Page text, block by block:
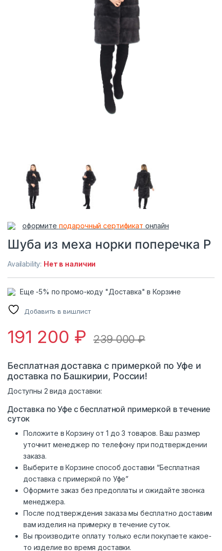
оформите подарочный сертификат онлайн
Шуба из меха норки поперечка Р
Availability: Нет в наличии
Еще -5% по промо-коду "Доставка" в Корзине
Добавить в вишлист
191 200 ₽ 239 000₽
Бесплатная доставка с примеркой по Уфе и
доставка по Башкирии, России!
Доступны 2 вида доставки:
Доставка по Уфе с бесплатной примеркой в течение
суток
Положите в Корзину от 1 до 3 товаров. Ваш размер
уточнит менеджер по телефону при подтверждении
заказа.
Выберите в Корзине способ доставки “Бесплатная
доставка с примеркой по Уфе”
Оформите заказ без предоплаты и ожидайте звонка
менеджера.
После подтверждения заказа мы бесплатно доставим
вам изделия на примерку в течение суток.
Вы производите оплату только если покупаете какое-
то изделие во время доставки.